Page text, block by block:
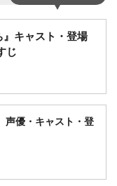
キャスト・登場
じ
声優・キャスト・登